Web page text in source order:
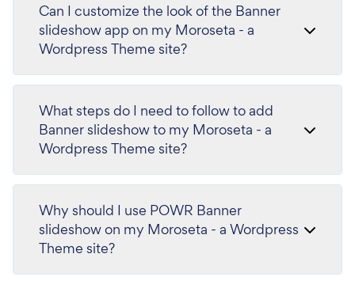
Can I customize the look of the Banner
slideshow app on my Moroseta - a
Wordpress Theme site?
What steps do I need to follow to add
Banner slideshow to my Moroseta - a
Wordpress Theme site?
Why should I use POWR Banner
slideshow on my Moroseta - a Wordpress
Theme site?